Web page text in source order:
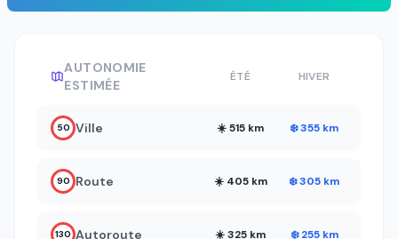
AUTONOMIE
ESTIMÉE
ÉTÉ HIVER
50 Ville ☀️ 515 km ❄️ 355 km
90 Route ☀️ 405 km ❄️ 305 km
130 Autoroute ☀️ 325 km ❄️ 255 km